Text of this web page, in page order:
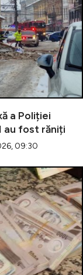
a Poliției
au fost răniți
09:30